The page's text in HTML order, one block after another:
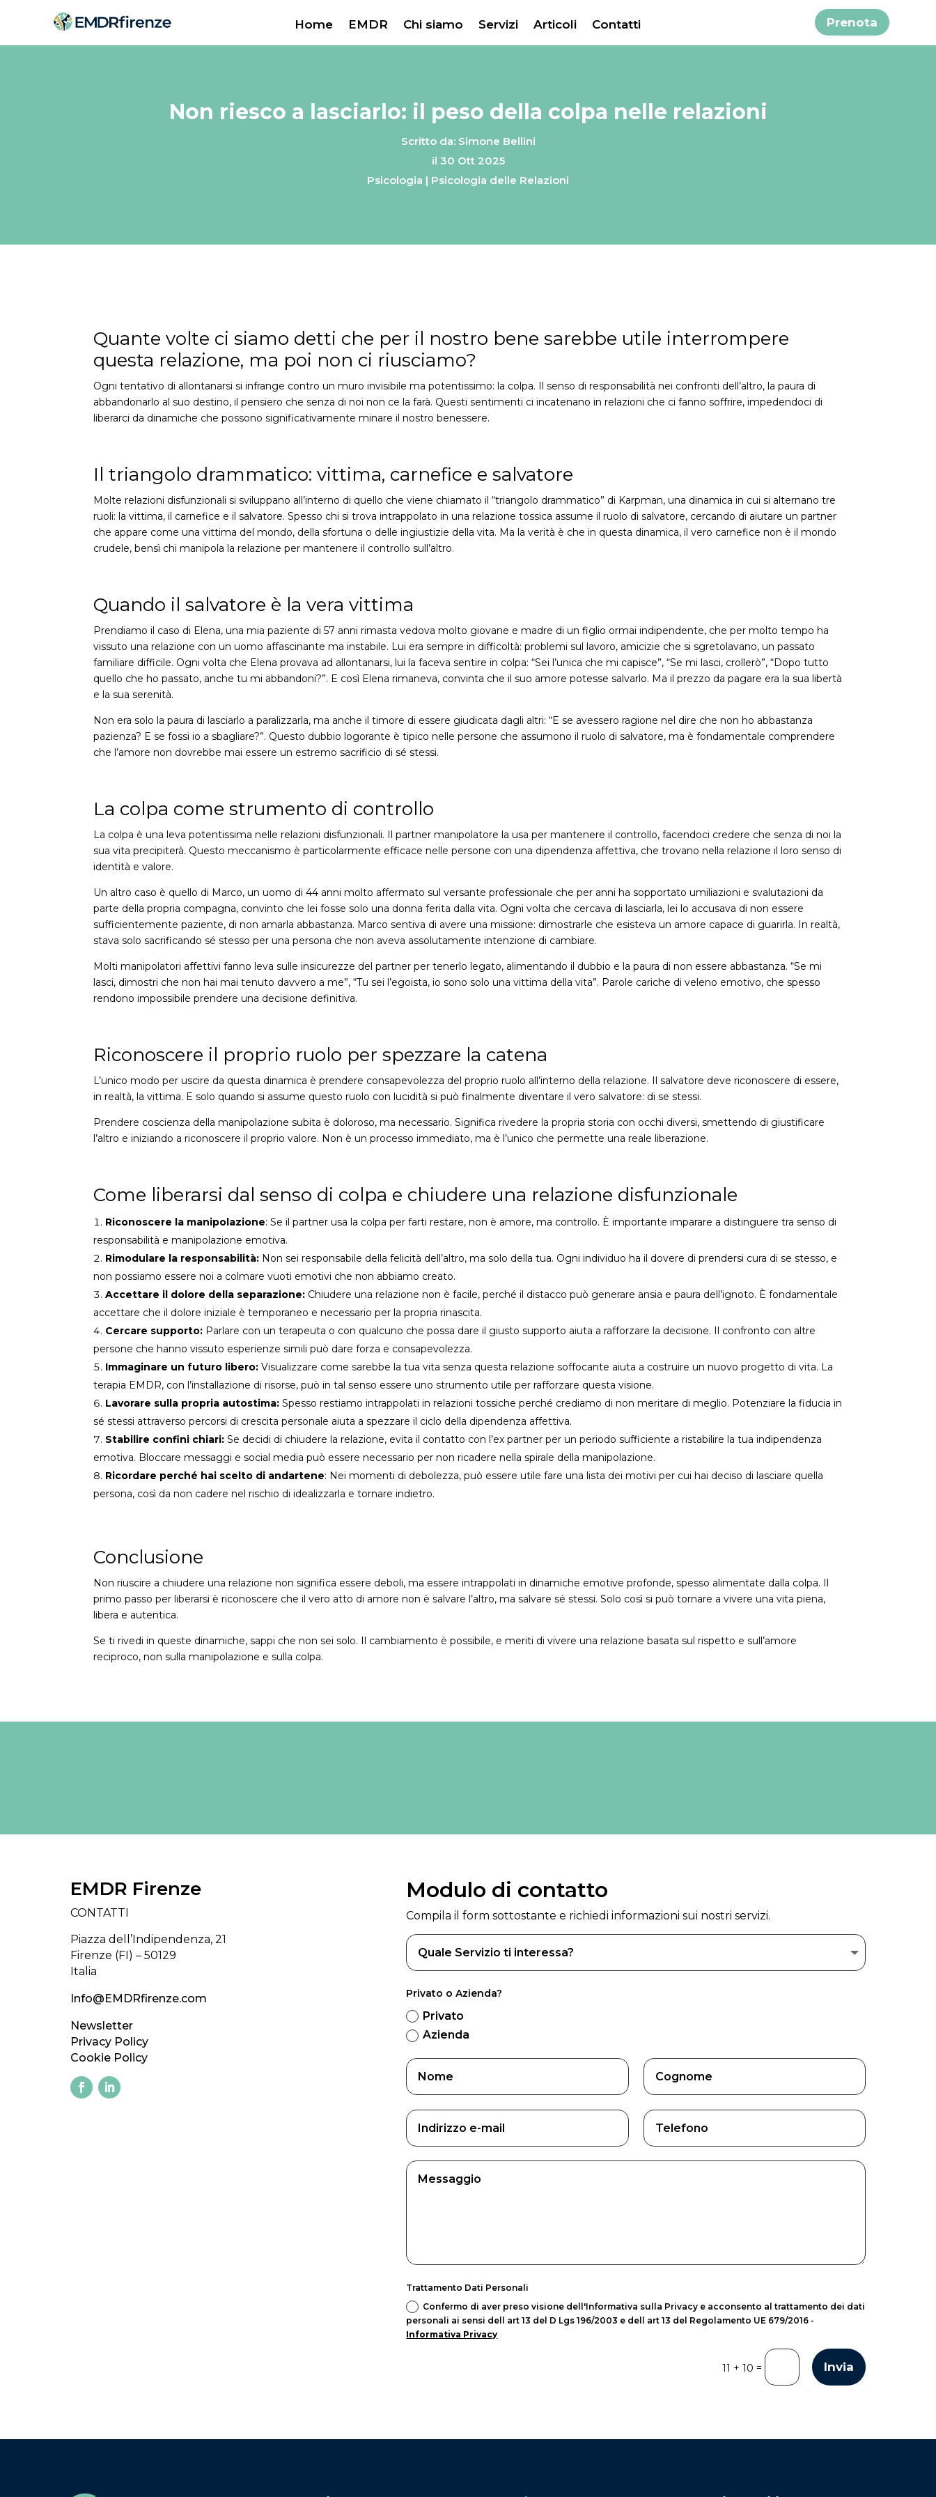
Home EMDR Chi siamo Servizi Articoli Contatti Prenota
Non riesco a lasciarlo: il peso della colpa nelle relazioni
Scritto da: Simone Bellini
il 30 Ott 2025
Psicologia | Psicologia delle Relazioni
Quante volte ci siamo detti che per il nostro bene sarebbe utile interrompere
questa relazione, ma poi non ci riusciamo?
Ogni tentativo di allontanarsi si infrange contro un muro invisibile ma potentissimo: la colpa. Il senso di responsabilità nei confronti dell’altro, la paura di
abbandonarlo al suo destino, il pensiero che senza di noi non ce la farà. Questi sentimenti ci incatenano in relazioni che ci fanno soffrire, impedendoci di
liberarci da dinamiche che possono significativamente minare il nostro benessere.
Il triangolo drammatico: vittima, carnefice e salvatore
Molte relazioni disfunzionali si sviluppano all’interno di quello che viene chiamato il “triangolo drammatico” di Karpman, una dinamica in cui si alternano tre
ruoli: la vittima, il carnefice e il salvatore. Spesso chi si trova intrappolato in una relazione tossica assume il ruolo di salvatore, cercando di aiutare un partner
che appare come una vittima del mondo, della sfortuna o delle ingiustizie della vita. Ma la verità è che in questa dinamica, il vero carnefice non è il mondo
crudele, bensì chi manipola la relazione per mantenere il controllo sull’altro.
Quando il salvatore è la vera vittima
Prendiamo il caso di Elena, una mia paziente di 57 anni rimasta vedova molto giovane e madre di un figlio ormai indipendente, che per molto tempo ha
vissuto una relazione con un uomo affascinante ma instabile. Lui era sempre in difficoltà: problemi sul lavoro, amicizie che si sgretolavano, un passato
familiare difficile. Ogni volta che Elena provava ad allontanarsi, lui la faceva sentire in colpa: “Sei l’unica che mi capisce”, “Se mi lasci, crollerò”, “Dopo tutto
quello che ho passato, anche tu mi abbandoni?”. E così Elena rimaneva, convinta che il suo amore potesse salvarlo. Ma il prezzo da pagare era la sua libertà
e la sua serenità.
Non era solo la paura di lasciarlo a paralizzarla, ma anche il timore di essere giudicata dagli altri: “E se avessero ragione nel dire che non ho abbastanza
pazienza? E se fossi io a sbagliare?”. Questo dubbio logorante è tipico nelle persone che assumono il ruolo di salvatore, ma è fondamentale comprendere
che l’amore non dovrebbe mai essere un estremo sacrificio di sé stessi.
La colpa come strumento di controllo
La colpa è una leva potentissima nelle relazioni disfunzionali. Il partner manipolatore la usa per mantenere il controllo, facendoci credere che senza di noi la
sua vita precipiterà. Questo meccanismo è particolarmente efficace nelle persone con una dipendenza affettiva, che trovano nella relazione il loro senso di
identità e valore.
Un altro caso è quello di Marco, un uomo di 44 anni molto affermato sul versante professionale che per anni ha sopportato umiliazioni e svalutazioni da
parte della propria compagna, convinto che lei fosse solo una donna ferita dalla vita. Ogni volta che cercava di lasciarla, lei lo accusava di non essere
sufficientemente paziente, di non amarla abbastanza. Marco sentiva di avere una missione: dimostrarle che esisteva un amore capace di guarirla. In realtà,
stava solo sacrificando sé stesso per una persona che non aveva assolutamente intenzione di cambiare.
Molti manipolatori affettivi fanno leva sulle insicurezze del partner per tenerlo legato, alimentando il dubbio e la paura di non essere abbastanza. “Se mi
lasci, dimostri che non hai mai tenuto davvero a me”, “Tu sei l’egoista, io sono solo una vittima della vita”. Parole cariche di veleno emotivo, che spesso
rendono impossibile prendere una decisione definitiva.
Riconoscere il proprio ruolo per spezzare la catena
L’unico modo per uscire da questa dinamica è prendere consapevolezza del proprio ruolo all’interno della relazione. Il salvatore deve riconoscere di essere,
in realtà, la vittima. E solo quando si assume questo ruolo con lucidità si può finalmente diventare il vero salvatore: di se stessi.
Prendere coscienza della manipolazione subita è doloroso, ma necessario. Significa rivedere la propria storia con occhi diversi, smettendo di giustificare
l’altro e iniziando a riconoscere il proprio valore. Non è un processo immediato, ma è l’unico che permette una reale liberazione.
Come liberarsi dal senso di colpa e chiudere una relazione disfunzionale
Riconoscere la manipolazione: Se il partner usa la colpa per farti restare, non è amore, ma controllo. È importante imparare a distinguere tra senso di
responsabilità e manipolazione emotiva.
Rimodulare la responsabilità: Non sei responsabile della felicità dell’altro, ma solo della tua. Ogni individuo ha il dovere di prendersi cura di se stesso, e
non possiamo essere noi a colmare vuoti emotivi che non abbiamo creato.
Accettare il dolore della separazione: Chiudere una relazione non è facile, perché il distacco può generare ansia e paura dell’ignoto. È fondamentale
accettare che il dolore iniziale è temporaneo e necessario per la propria rinascita.
Cercare supporto: Parlare con un terapeuta o con qualcuno che possa dare il giusto supporto aiuta a rafforzare la decisione. Il confronto con altre
persone che hanno vissuto esperienze simili può dare forza e consapevolezza.
Immaginare un futuro libero: Visualizzare come sarebbe la tua vita senza questa relazione soffocante aiuta a costruire un nuovo progetto di vita. La
terapia EMDR, con l’installazione di risorse, può in tal senso essere uno strumento utile per rafforzare questa visione.
Lavorare sulla propria autostima: Spesso restiamo intrappolati in relazioni tossiche perché crediamo di non meritare di meglio. Potenziare la fiducia in
sé stessi attraverso percorsi di crescita personale aiuta a spezzare il ciclo della dipendenza affettiva.
Stabilire confini chiari: Se decidi di chiudere la relazione, evita il contatto con l’ex partner per un periodo sufficiente a ristabilire la tua indipendenza
emotiva. Bloccare messaggi e social media può essere necessario per non ricadere nella spirale della manipolazione.
Ricordare perché hai scelto di andartene: Nei momenti di debolezza, può essere utile fare una lista dei motivi per cui hai deciso di lasciare quella
persona, così da non cadere nel rischio di idealizzarla e tornare indietro.
Conclusione
Non riuscire a chiudere una relazione non significa essere deboli, ma essere intrappolati in dinamiche emotive profonde, spesso alimentate dalla colpa. Il
primo passo per liberarsi è riconoscere che il vero atto di amore non è salvare l’altro, ma salvare sé stessi. Solo così si può tornare a vivere una vita piena,
libera e autentica.
Se ti rivedi in queste dinamiche, sappi che non sei solo. Il cambiamento è possibile, e meriti di vivere una relazione basata sul rispetto e sull’amore
reciproco, non sulla manipolazione e sulla colpa.
EMDR Firenze
CONTATTI
Piazza dell’Indipendenza, 21
Firenze (FI) – 50129
Italia
Info@EMDRfirenze.com
Newsletter
Privacy Policy
Cookie Policy
Modulo di contatto
Compila il form sottostante e richiedi informazioni sui nostri servizi.
Privato o Azienda?
Privato
Azienda
Trattamento Dati Personali
Confermo di aver preso visione dell'Informativa sulla Privacy e acconsento al trattamento dei dati
personali ai sensi dell art 13 del D Lgs 196/2003 e dell art 13 del Regolamento UE 679/2016 -
Informativa Privacy
11 + 10 = Invia